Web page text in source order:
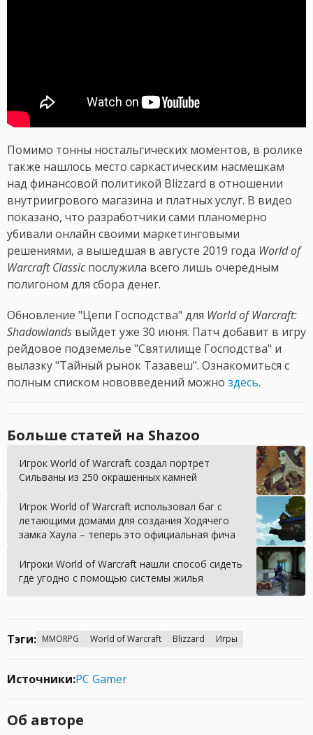
Помимо тонны ностальгических моментов, в ролике
также нашлось место саркастическим насмешкам
над финансовой политикой Blizzard в отношении
внутриигрового магазина и платных услуг. В видео
показано, что разработчики сами планомерно
убивали онлайн своими маркетинговыми
решениями, а вышедшая в августе 2019 года World of
Warcraft Classicпослужила всего лишь очередным
полигоном для сбора денег.
Обновление "Цепи Господства" для World of Warcraft:
Shadowlands выйдет уже 30 июня. Патч добавит в игру
рейдовое подземелье "Святилище Господства" и
вылазку "Тайный рынок Тазавеш". Ознакомиться с
полным списком нововведений можно здесь.
Больше статей на Shazoo
Игрок World of Warcraft создал портрет
Сильваны из 250 окрашенных камней
Игрок World of Warcraft использовал баг с
летающими домами для создания Ходячего
замка Хаула – теперь это официальная фича
Игроки World of Warcraft нашли способ сидеть
где угодно с помощью системы жилья
Тэги: MMORPG World of Warcraft Blizzard Игры
Источники:PC Gamer
Об авторе